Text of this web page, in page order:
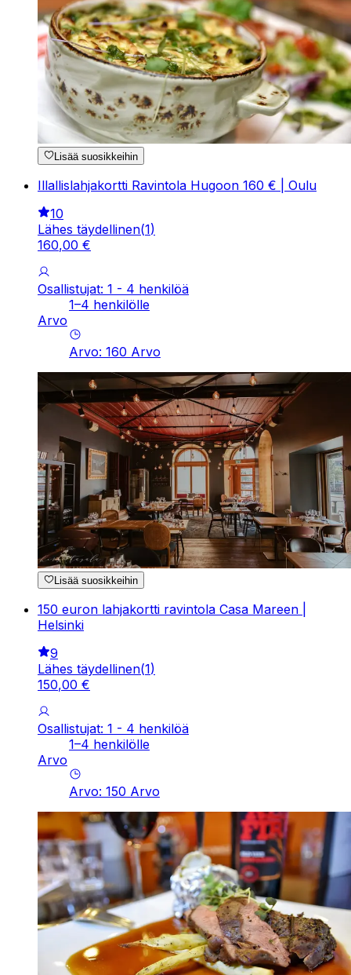
Lisää suosikkeihin
Illallislahjakortti Ravintola Hugoon 160 € | Oulu
10
Lähes täydellinen(1)
160,00 €
Osallistujat: 1 - 4 henkilöä
1–4 henkilölle
Arvo
Arvo: 160 Arvo
Lisää suosikkeihin
150 euron lahjakortti ravintola Casa Mareen |
Helsinki
9
Lähes täydellinen(1)
150,00 €
Osallistujat: 1 - 4 henkilöä
1–4 henkilölle
Arvo
Arvo: 150 Arvo